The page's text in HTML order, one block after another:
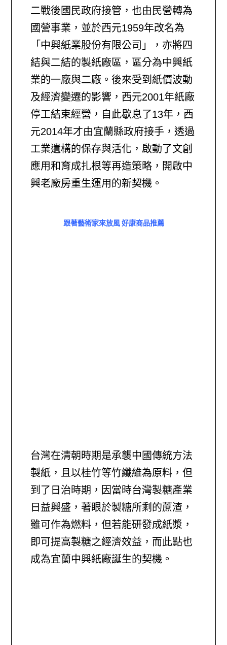
二戰後國民政府接管，也由民營轉為
國營事業，並於西元1959年改名為
「中興紙業股份有限公司」，亦將四
結與二結的製紙廠區，區分為中興紙
業的一廠與二廠。後來受到紙價波動
及經濟變遷的影響，西元2001年紙廠
停工結束經營，自此歇息了13年，西
元2014年才由宜蘭縣政府接手，透過
工業遺構的保存與活化，啟動了文創
應用和育成扎根等再造策略，開啟中
興老廠房重生運用的新契機。
跟著藝術家來放風 好康商品推薦
台灣在清朝時期是承襲中國傳統方法
製紙，且以桂竹等竹纖維為原料，但
到了日治時期，因當時台灣製糖產業
日益興盛，著眼於製糖所剩的蔗渣，
雖可作為燃料，但若能研發成紙漿，
即可提高製糖之經濟效益，而此點也
成為宜蘭中興紙廠誕生的契機。